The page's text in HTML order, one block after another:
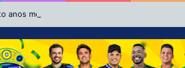
anos morre após se afogar em piscina em